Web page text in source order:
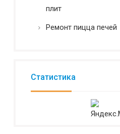
плит
Ремонт пицца печей
Статистика